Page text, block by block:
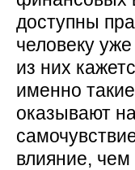
доступны
человеку
из них
именно
оказывают
влияние,